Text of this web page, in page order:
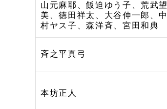
山元麻耶、飯迫ゆう子、荒武望
美、徳田祥太、大谷伸一郎、中
村ヤス子、森洋斉、宮田和典
斉之平真弓
本坊正人